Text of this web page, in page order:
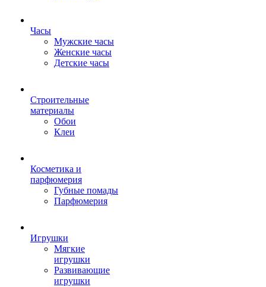
Часы
Мужские часы
Женские часы
Детские часы
Строительные
материалы
Обои
Клеи
Косметика и
парфюмерия
Губные помады
Парфюмерия
Игрушки
Мягкие
игрушки
Развивающие
игрушки